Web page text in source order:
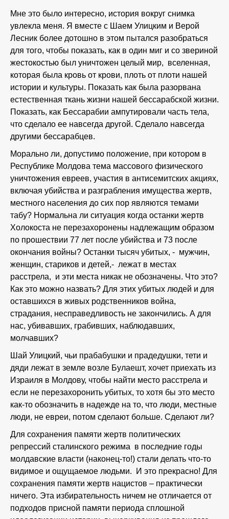
Мне это было интересно, история вокруг снимка
увлекла меня. Я вместе с Шаем Улицким и Верой
Лесник более дотошно в этом пытался разобраться
для того, чтобы показать, как в один миг и со звериной
жестокостью был уничтожен целый мир, вселенная,
которая была кровь от крови, плоть от плоти нашей
истории и культуры. Показать как была разорвана
естественная ткань жизни нашей бессарабской жизни.
Показать, как Бессарабии ампутировали часть тела,
что сделало ее навсегда другой. Сделало навсегда
другими бессарабцев.
Морально ли, допустимо положение, при котором в
Республике Молдова тема массового физического
уничтожения евреев, участия в антисемитских акциях,
включая убийства и разграбления имущества жертв,
местного населения до сих пор являются темами
табу? Нормальна ли ситуация когда останки жертв
Холокоста не перезахоронены надлежащим образом
по прошествии 77 лет после убийства и 73 после
окончания войны? Останки тысяч убитых, - мужчин,
женщин, стариков и детей,- лежат в местах
расстрела, и эти места никак не обозначены. Что это?
Как это можно назвать? Для этих убитых людей и для
оставшихся в живых родственников война,
страдания, несправедливость не закончились. А для
нас, убивавших, грабивших, наблюдавших,
молчавших?
Шай Улицкий, чьи прабабушки и прадедушки, тети и
дяди лежат в земле возле Булаешт, хочет приехать из
Израиля в Молдову, чтобы найти место расстрела и
если не перезахоронить убитых, то хотя бы это место
как-то обозначить в надежде на то, что люди, местные
люди, не евреи, потом сделают больше. Сделают ли?
Для сохранения памяти жертв политических
репрессий сталинского режима в последние годы
молдавские власти (наконец-то!) стали делать что-то
видимое и ощущаемое людьми. И это прекрасно! Для
сохранения памяти жертв нацистов – практически
ничего. Эта избирательность ничем не отличается от
подходов присной памяти периода сплошной